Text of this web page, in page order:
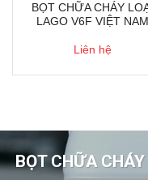
BỌT CHỮA CHÁY
LAGO V6F VIỆT NAM
Liên hệ
BỌT CHỮA